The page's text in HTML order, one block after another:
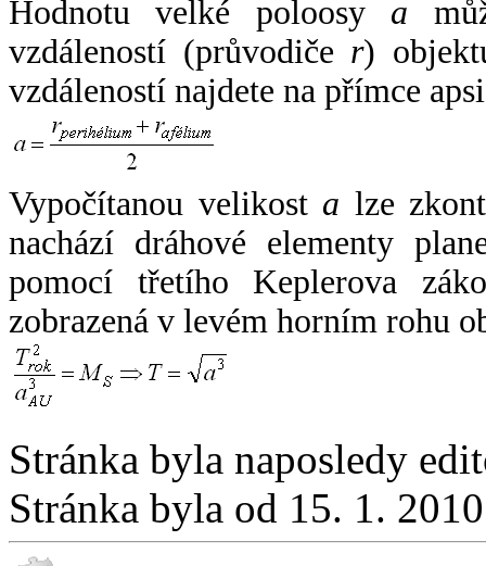
Hodnotu velké poloosy a
vzdáleností (průvodiče r)
vzdáleností najdete na přímce
Vypočítanou velikost a lze
nachází dráhové elementy
pomocí třetího Keplerova
zobrazená v levém horním rohu
Stránka byla naposledy
Stránka byla od 15. 1.